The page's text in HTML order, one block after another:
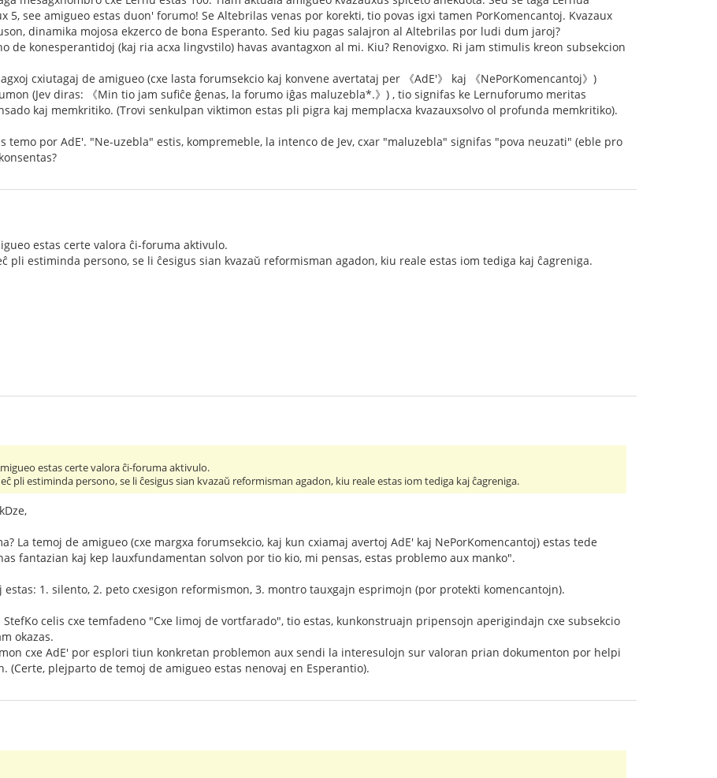
5, see amigueo estas duon' forumo! Se Altebrilas venas por korekti, tio povas igxi tamen PorKomencantoj. Kvazaux
dinamika mojosa ekzerco de bona Esperanto. Sed kiu pagas salajron al Altebrilas por ludi dum jaroj?
de konesperantidoj (kaj ria acxa lingvstilo) havas avantagxon al mi. Kiu? Renovigxo. Ri jam stimulis kreon subsekcion
cxiutagaj de amigueo (cxe lasta forumsekcio kaj konvene avertataj per 《AdE'》 kaj 《NePorKomencantoj》)
(Jev diras: 《Min tio jam sufiĉe ĝenas, la forumo iĝas maluzebla*.》) , tio signifas ke Lernuforumo meritas
kaj memkritiko. (Trovi senkulpan viktimon estas pli pigra kaj memplacxa kvazauxsolvo ol profunda memkritiko).
temo por AdE'. "Ne-uzebla" estis, kompremeble, la intenco de Jev, cxar "maluzebla" signifas "pova neuzati" (eble pro
estas certe valora ĉi-foruma aktivulo.
pli estiminda persono, se li ĉesigus sian kvazaŭ reformisman agadon, kiu reale estas iom tediga kaj ĉagreniga.
estas certe valora ĉi-foruma aktivulo.
pli estiminda persono, se li ĉesigus sian kvazaŭ reformisman agadon, kiu reale estas iom tediga kaj ĉagreniga.
La temoj de amigueo (cxe margxa forumsekcio, kaj kun cxiamaj avertoj AdE' kaj NePorKomencantoj) estas tede
fantazian kaj kep lauxfundamentan solvon por tio kio, mi pensas, estas problemo aux manko".
estas: 1. silento, 2. peto cxesigon reformismon, 3. montro tauxgajn esprimojn (por protekti komencantojn).
celis cxe temfadeno "Cxe limoj de vortfarado", tio estas, kunkonstruajn pripensojn aperigindajn cxe subsekcio
okazas.
cxe AdE' por esplori tiun konkretan problemon aux sendi la interesulojn sur valoran prian dokumenton por helpi
(Certe, plejparto de temoj de amigueo estas nenovaj en Esperantio).